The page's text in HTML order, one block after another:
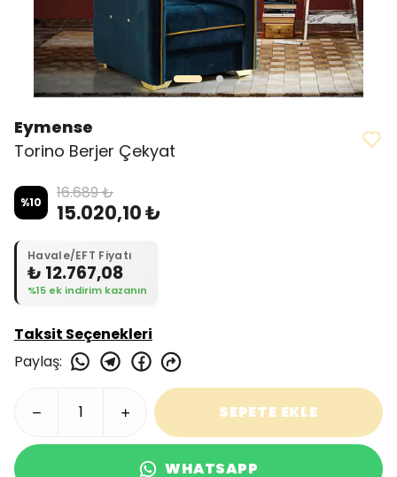
Eymense
Torino Berjer Çekyat
%10 16.689 ₺
15.020,10 ₺
Havale/EFT Fiyatı
₺ 12.767,08
%15 ek indirim kazanın
Taksit Seçenekleri
Paylaş:
SEPETE EKLE
WHATSAPP